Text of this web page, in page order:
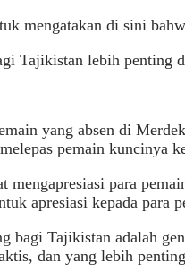
mengatakan di sini
Tajikistan lebih penting
yang absen di
pemain kuncinya
mengapresiasi para
apresiasi kepada para
bagi Tajikistan adalah
dan yang lebih